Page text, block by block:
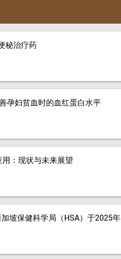
秘治疗药
孕妇贫血时的血红蛋白水平
：现状与未来展望
坡保健科学局（HSA）于2025年